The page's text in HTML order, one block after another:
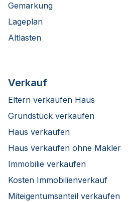
Gemarkung
Lageplan
Altlasten
Verkauf
Eltern verkaufen Haus
Grundstück verkaufen
Haus verkaufen
Haus verkaufen ohne Makler
Immobilie verkaufen
Kosten Immobilienverkauf
Miteigentumsanteil verkaufen